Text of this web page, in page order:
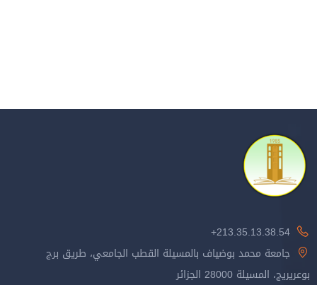
213.35.13.38.54+
جامعة محمد بوضياف بالمسيلة القطب الجامعي، طريق برج
بوعريريج، المسيلة 28000 الجزائر